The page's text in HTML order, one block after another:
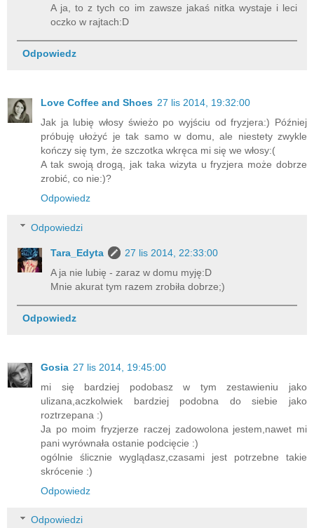
A ja, to z tych co im zawsze jakaś nitka wystaje i leci
oczko w rajtach:D
Odpowiedz
Love Coffee and Shoes 27 lis 2014, 19:32:00
Jak ja lubię włosy świeżo po wyjściu od fryzjera:) Później
próbuję ułożyć je tak samo w domu, ale niestety zwykle
kończy się tym, że szczotka wkręca mi się we włosy:(
A tak swoją drogą, jak taka wizyta u fryzjera może dobrze
zrobić, co nie:)?
Odpowiedz
Odpowiedzi
Tara_Edyta
27 lis 2014, 22:33:00
A ja nie lubię - zaraz w domu myję:D
Mnie akurat tym razem zrobiła dobrze;)
Odpowiedz
Gosia 27 lis 2014, 19:45:00
mi się bardziej podobasz w tym zestawieniu jako
ulizana,aczkolwiek bardziej podobna do siebie jako
roztrzepana :)
Ja po moim fryzjerze raczej zadowolona jestem,nawet mi
pani wyrównała ostanie podcięcie :)
ogólnie ślicznie wyglądasz,czasami jest potrzebne takie
skrócenie :)
Odpowiedz
Odpowiedzi